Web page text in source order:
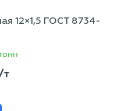
12×1,5 ГОСТ 8734-
т